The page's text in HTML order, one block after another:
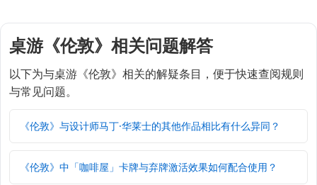
桌游《伦敦》相关问题解答
以下为与桌游《伦敦》相关的解疑条目，便于快速查阅规则
与常见问题。
《伦敦》与设计师马丁·华莱士的其他作品相比有什么异同？
《伦敦》中「咖啡屋」卡牌与弃牌激活效果如何配合使用？